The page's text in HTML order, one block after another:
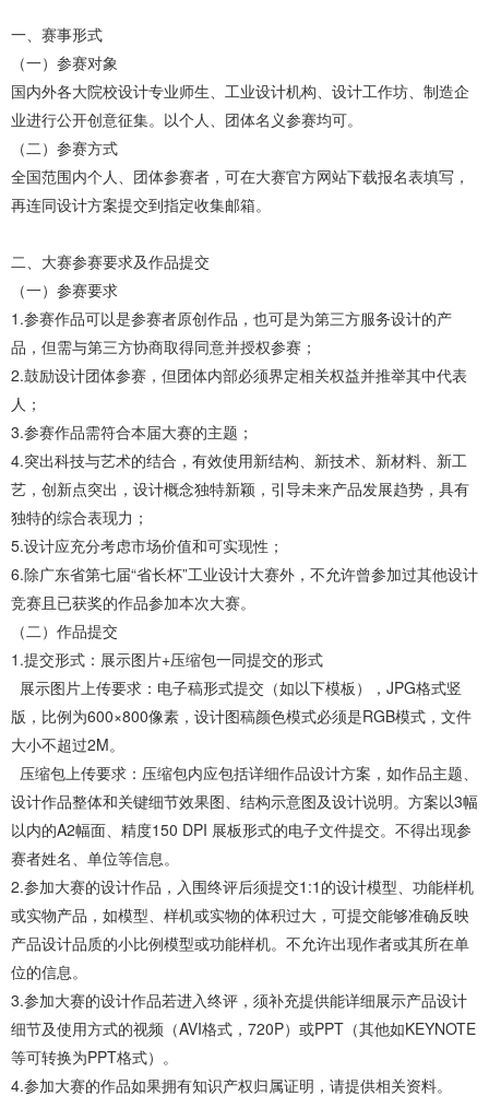
一、赛事形式
（一）参赛对象
国内外各大院校设计专业师生、工业设计机构、设计工作坊、制造企
业进行公开创意征集。以个人、团体名义参赛均可。
（二）参赛方式
全国范围内个人、团体参赛者，可在大赛官方网站下载报名表填写，
再连同设计方案提交到指定收集邮箱。
二、大赛参赛要求及作品提交
（一）参赛要求
1.参赛作品可以是参赛者原创作品，也可是为第三方服务设计的产
品，但需与第三方协商取得同意并授权参赛；
2.鼓励设计团体参赛，但团体内部必须界定相关权益并推举其中代表
人；
3.参赛作品需符合本届大赛的主题；
4.突出科技与艺术的结合，有效使用新结构、新技术、新材料、新工
艺，创新点突出，设计概念独特新颖，引导未来产品发展趋势，具有
独特的综合表现力；
5.设计应充分考虑市场价值和可实现性；
6.除广东省第七届“省长杯”工业设计大赛外，不允许曾参加过其他设计
竞赛且已获奖的作品参加本次大赛。
（二）作品提交
1.提交形式：展示图片+压缩包一同提交的形式
展示图片上传要求：电子稿形式提交（如以下模板），JPG格式竖
版，比例为600×800像素，设计图稿颜色模式必须是RGB模式，文件
大小不超过2M。
压缩包上传要求：压缩包内应包括详细作品设计方案，如作品主题、
设计作品整体和关键细节效果图、结构示意图及设计说明。方案以3幅
以内的A2幅面、精度150 DPI 展板形式的电子文件提交。不得出现参
赛者姓名、单位等信息。
2.参加大赛的设计作品，入围终评后须提交1:1的设计模型、功能样机
或实物产品，如模型、样机或实物的体积过大，可提交能够准确反映
产品设计品质的小比例模型或功能样机。不允许出现作者或其所在单
位的信息。
3.参加大赛的设计作品若进入终评，须补充提供能详细展示产品设计
细节及使用方式的视频（AVI格式，720P）或PPT（其他如KEYNOTE
等可转换为PPT格式）。
4.参加大赛的作品如果拥有知识产权归属证明，请提供相关资料。